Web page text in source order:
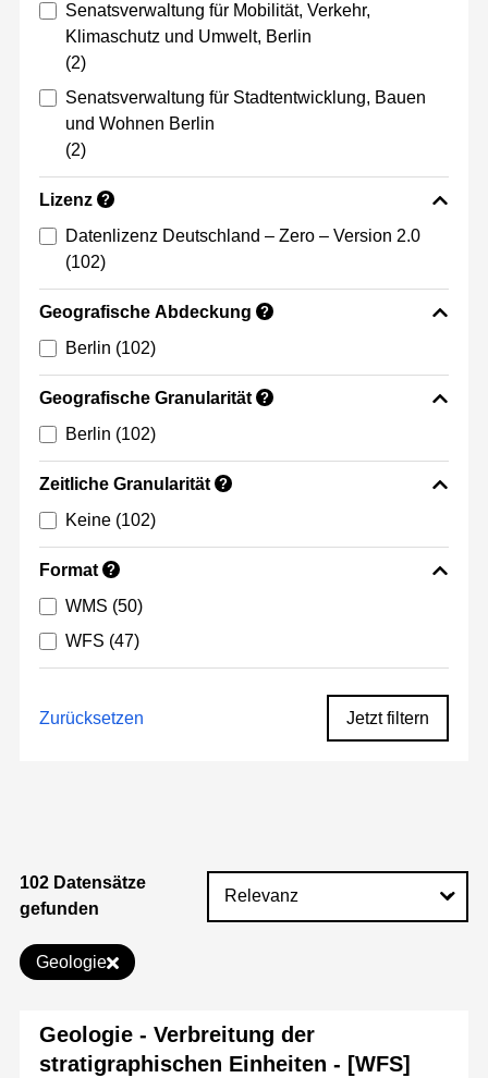
Senatsverwaltung für Mobilität, Verkehr,
Klimaschutz und Umwelt, Berlin
(2)
Senatsverwaltung für Stadtentwicklung, Bauen
und Wohnen Berlin
(2)
Lizenz ?
Datenlizenz Deutschland – Zero – Version 2.0
(102)
Geografische Abdeckung ?
Berlin (102)
Geografische Granularität ?
Berlin (102)
Zeitliche Granularität ?
Keine (102)
Format ?
WMS (50)
WFS (47)
Zurücksetzen Jetzt filtern
102 Datensätze
gefunden
Geologie
Geologie - Verbreitung der
stratigraphischen Einheiten - [WFS]